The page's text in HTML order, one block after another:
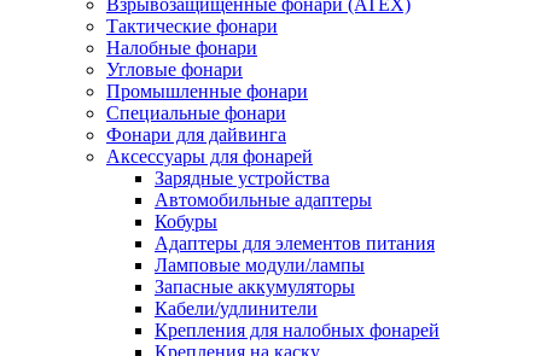
Взрывозащищенные фонари (ATEX)
Тактические фонари
Налобные фонари
Угловые фонари
Промышленные фонари
Специальные фонари
Фонари для дайвинга
Аксессуары для фонарей
Зарядные устройства
Автомобильные адаптеры
Кобуры
Адаптеры для элементов питания
Ламповые модули/лампы
Запасные аккумуляторы
Кабели/удлинители
Крепления для налобных фонарей
Крепления на каску